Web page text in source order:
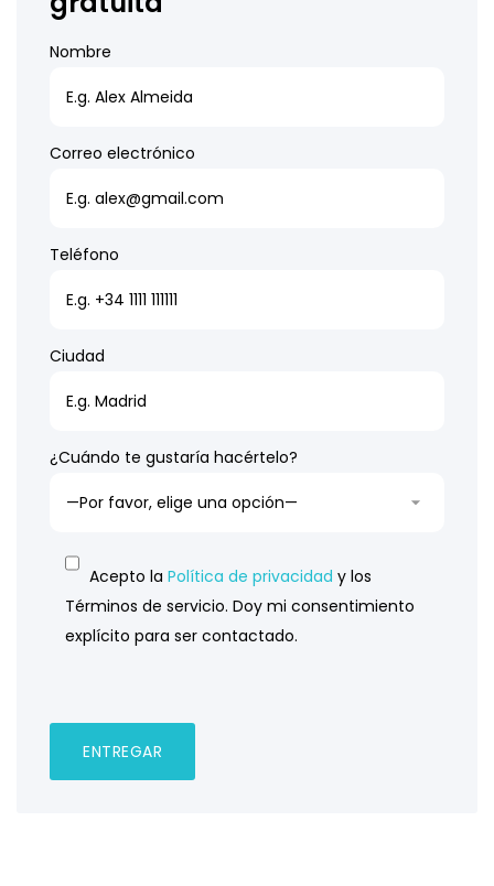
Nombre
Correo electrónico
Teléfono
Ciudad
¿Cuándo te gustaría hacértelo?
Acepto la Política de privacidad y los
Términos de servicio. Doy mi consentimiento
explícito para ser contactado.